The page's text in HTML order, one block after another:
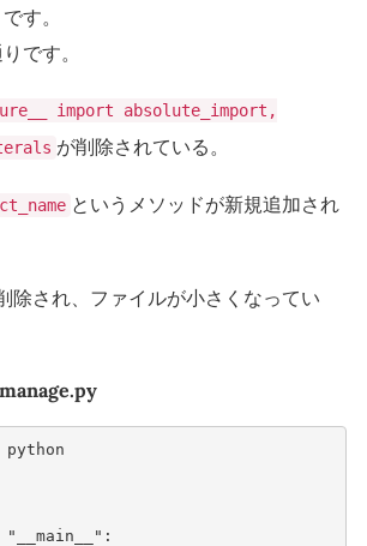
す。
です。
import absolute_import,
が削除されている。
というメソッドが新規追加され
除され、ファイルが小さくなってい
"__main__" :